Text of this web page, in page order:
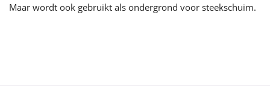
Maar wordt ook gebruikt als ondergrond voor steekschuim.